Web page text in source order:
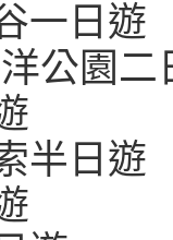
一日遊
公園二
半日遊